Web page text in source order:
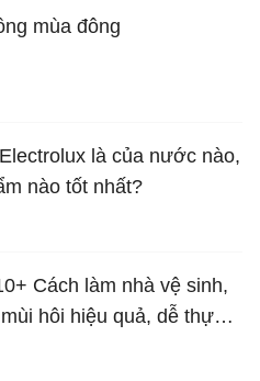
mùa đông
là của nước nào,
nào tốt nhất?
Cách làm nhà vệ sinh,
hôi hiệu quả, dễ thực